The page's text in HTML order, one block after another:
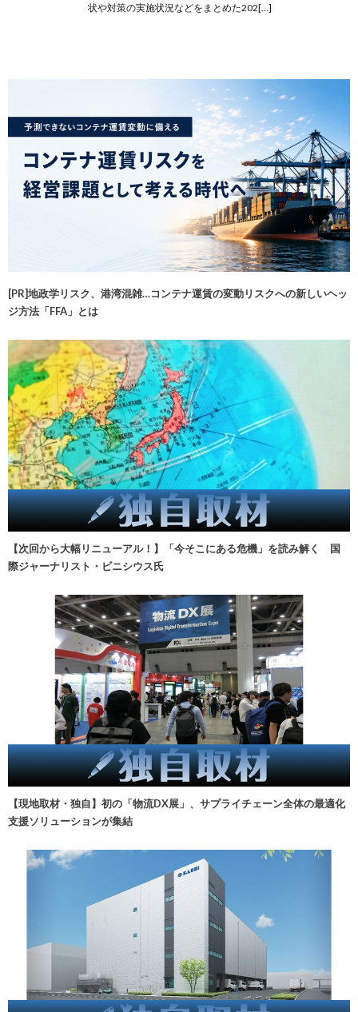
状や対策の実施状況などをまとめた202[…]
[PR]地政学リスク、港湾混雑…コンテナ運賃の変動リスクへの新しいヘッ
ジ方法「FFA」とは
【次回から大幅リニューアル！】「今そこにある危機」を読み解く 国
際ジャーナリスト・ビニシウス氏
【現地取材・独自】初の「物流DX展」、サプライチェーン全体の最適化
支援ソリューションが集結